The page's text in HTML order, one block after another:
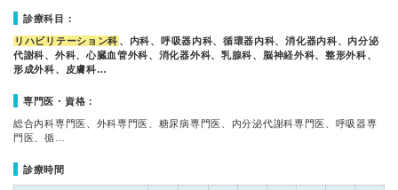
診療科目：
リハビリテーション科 、内科、呼吸器内科、循環器内科、消化器内科、内分泌
代謝科、外科、心臓血管外科、消化器外科、乳腺科、脳神経外科、整形外科、
形成外科、皮膚科…
専門医・資格：
総合内科専門医、外科専門医、糖尿病専門医、内分泌代謝科専門医、呼吸器専
門医、循…
診療時間